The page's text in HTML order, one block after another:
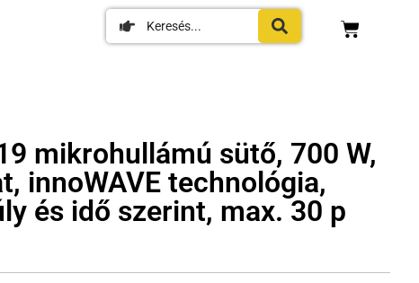
mikrohullámú sütő, 700 W,
innoWAVE technológia,
és idő szerint, max. 30 p